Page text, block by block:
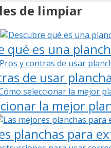
de limpiar
qué es una
de usar
la mejor
planchas para